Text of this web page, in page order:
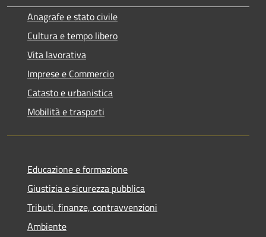
Anagrafe e stato civile
Cultura e tempo libero
Vita lavorativa
Imprese e Commercio
Catasto e urbanistica
Mobilità e trasporti
Educazione e formazione
Giustizia e sicurezza pubblica
Tributi, finanze, contravvenzioni
Ambiente